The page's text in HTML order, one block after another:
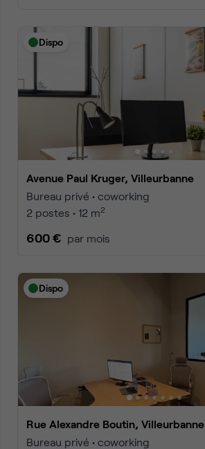
Dispo
Avenue Paul Kruger, Villeurbanne
Bureau privé • coworking
2 postes • 12 m2
600 € par mois
Dispo
Rue Alexandre Boutin, Villeurbanne
Bureau privé • coworking